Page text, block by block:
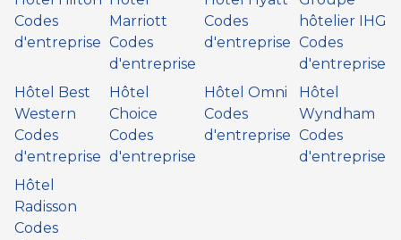
Codes
d'entreprise
Marriott
Codes
d'entreprise
Codes
d'entreprise
hôtelier IHG
Codes
d'entreprise
Hôtel Best
Western
Codes
d'entreprise
Hôtel
Choice
Codes
d'entreprise
Hôtel Omni
Codes
d'entreprise
Hôtel
Wyndham
Codes
d'entreprise
Hôtel
Radisson
Codes